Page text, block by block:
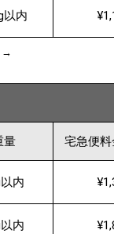
以内
→
量 宅急便料
内
内